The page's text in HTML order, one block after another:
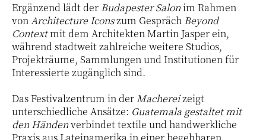
Ergänzend lädt der Budapester Salonim Rahmen
von Architecture Iconszum Gespräch Beyond
Contextmit dem Architekten Martin Jasper ein,
während stadtweit zahlreiche weitere Studios,
Projekträume, Sammlungen und Institutionen für
Interessierte zugänglich sind.
Das Festivalzentrum in der Machereizeigt
unterschiedliche Ansätze: Guatemala gestaltet mit
den Händenverbindet textile und handwerkliche
Praxis aus Lateinamerika in einer begehbaren